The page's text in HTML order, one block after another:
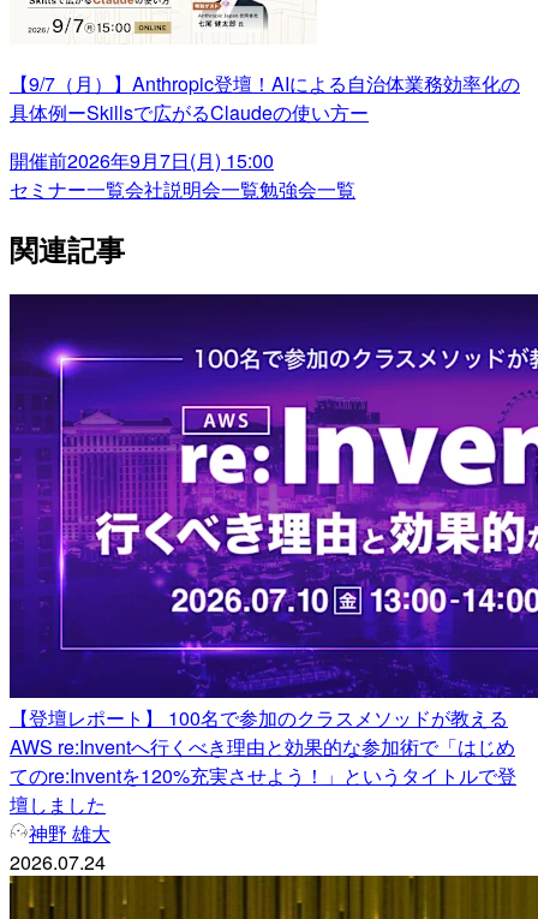
【9/7（月）】Anthropic登壇！AIによる自治体業務効率化の
具体例ーSkillsで広がるClaudeの使い方ー
開催前2026年9月7日(月) 15:00
セミナー一覧会社説明会一覧勉強会一覧
関連記事
【登壇レポート】 100名で参加のクラスメソッドが教える
AWS re:Inventへ行くべき理由と効果的な参加術で「はじめ
てのre:Inventを120%充実させよう！」というタイトルで登
壇しました
神野 雄大
2026.07.24